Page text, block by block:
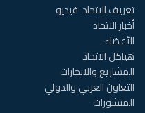
تعريف الاتحاد-فيديو
أخبار الاتحاد
الأعضاء
هياكل الاتحاد
المشاريع والانجازات
التعاون العربي والدولي
المنشورات